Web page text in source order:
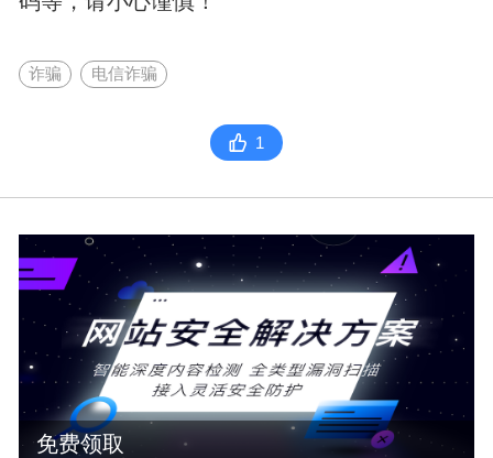
诈骗 电信诈骗
1
免费领取